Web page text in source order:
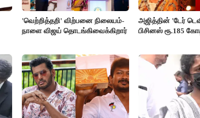
'வெற்றித்தறி' விற்பனை நிலையம்-
நாளை விஜய் தொடங்கிவைக்கிறார்
அஜித்தின் 'டேர்
பிசினஸ் ரூ.185